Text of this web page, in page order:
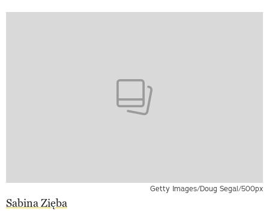
Getty Images/Doug Segal/500px
Sabina Zięba